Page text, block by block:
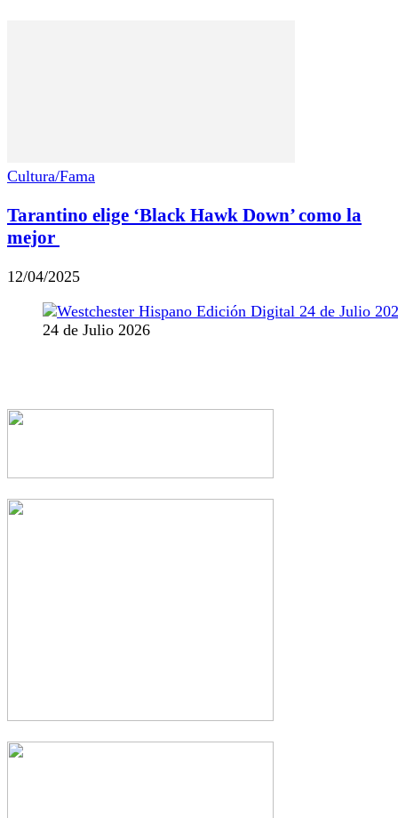
Cultura/Fama
Tarantino elige ‘Black Hawk Down’ como la
mejor
12/04/2025
24 de Julio 2026